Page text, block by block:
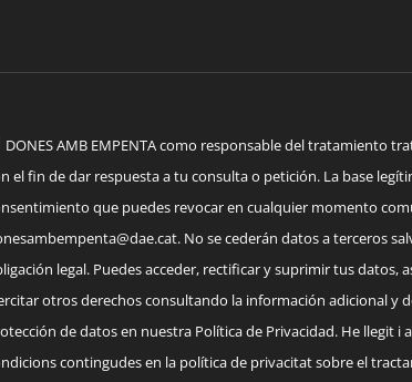
DONES AMB EMPENTA como responsable del tratamiento
el fin de dar respuesta a tu consulta o petición. La base
que puedes revocar en cualquier momento
. No se cederán datos a terceros
legal. Puedes acceder, rectificar y suprimir tus datos,
otros derechos consultando la información adicional y
de datos en nuestra Política de Privacidad. He llegit i
contingudes en la política de privacitat sobre el